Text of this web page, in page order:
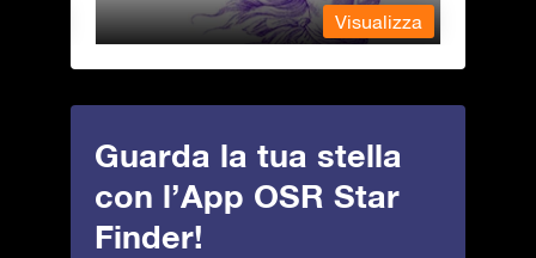
Visualizza
Guarda la tua stella
con l’App OSR Star
Finder!